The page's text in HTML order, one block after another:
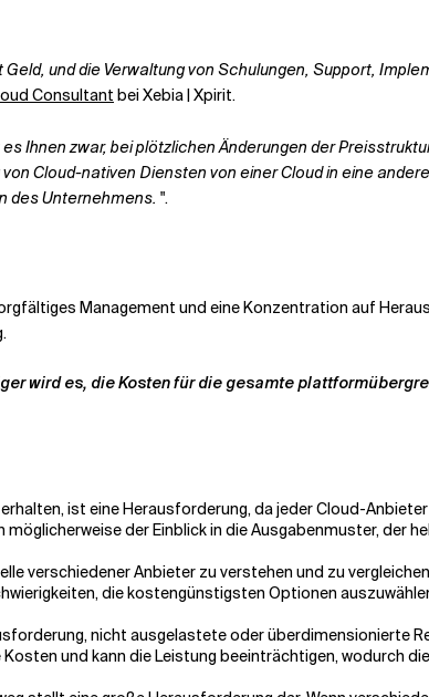
und die Verwaltung von Schulungen, Support,
Consultant bei Xebia | Xpirit.
Ihnen zwar, bei plötzlichen Änderungen der
Cloud-nativen Diensten von einer Cloud in eine
des Unternehmens. ".
Management und eine Konzentration auf
wird es, die Kosten für die gesamte
ist eine Herausforderung, da jeder Cloud-
der Einblick in die Ausgabenmuster, der
verschiedener Anbieter zu verstehen und zu
die kostengünstigsten Optionen
nicht ausgelastete oder überdimensionierte
und kann die Leistung beeinträchtigen, wodurch